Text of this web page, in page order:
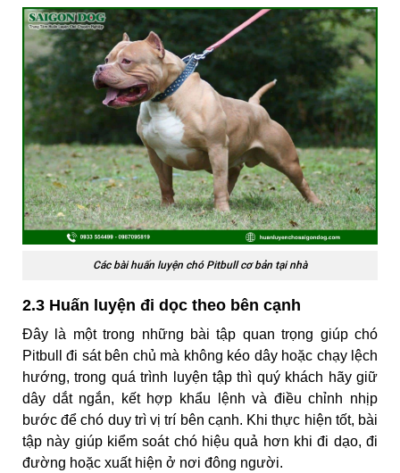
Các bài huấn luyện chó Pitbull cơ bản tại nhà
2.3 Huấn luyện đi dọc theo bên cạnh
Đây là một trong những bài tập quan trọng giúp chó
Pitbull đi sát bên chủ mà không kéo dây hoặc chạy lệch
hướng, trong quá trình luyện tập thì quý khách hãy giữ
dây dắt ngắn, kết hợp khẩu lệnh và điều chỉnh nhịp
bước để chó duy trì vị trí bên cạnh. Khi thực hiện tốt, bài
tập này giúp kiểm soát chó hiệu quả hơn khi đi dạo, đi
đường hoặc xuất hiện ở nơi đông người.